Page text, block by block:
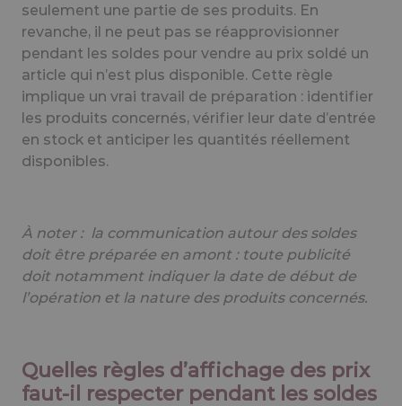
seulement une partie de ses produits. En
revanche, il ne peut pas se réapprovisionner
pendant les soldes pour vendre au prix soldé un
article qui n’est plus disponible. Cette règle
implique un vrai travail de préparation : identifier
les produits concernés, vérifier leur date d’entrée
en stock et anticiper les quantités réellement
disponibles.
À noter : la communication autour des soldes
doit être préparée en amont : toute publicité
doit notamment indiquer la date de début de
l’opération et la nature des produits concernés.
Quelles règles d’affichage des prix
faut-il respecter pendant les soldes